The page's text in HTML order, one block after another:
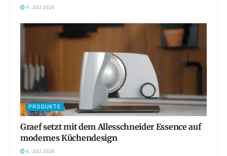
9. JULI 2026
PRODUKTE
Graef setzt mit dem Allesschneider Essence auf
modernes Küchendesign
6. JULI 2026